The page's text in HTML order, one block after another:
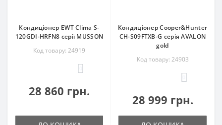
Кондиціонер EWT Clima S-
120GDI-HRFN8 серії MUSSON
Код товару: 24919
28 860 грн.
Кондиціонер Cooper&Hunter
CH-S09FTXB-G серія AVALON
gold
Код товару: 24903
28 999 грн.